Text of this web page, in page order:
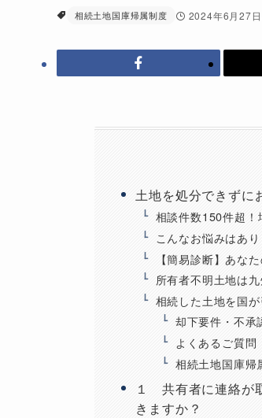
相続土地国庫帰属制度 2024年6月27日
土地を処分できずに
相談件数150件超！
こんなお悩みはあ
【簡易診断】あな
所有者不明土地は
相続した土地を国
却下要件・不
よくあるご質問
相続土地国庫帰
１ 共有者に連絡が
きますか？